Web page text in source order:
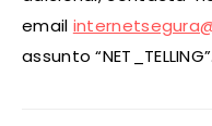
email
assunto “NET_TELLING”.